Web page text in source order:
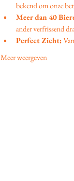
bekend om onze
Meer dan 40
ander verfrissend
Perfect Zicht:
Meer weergeven